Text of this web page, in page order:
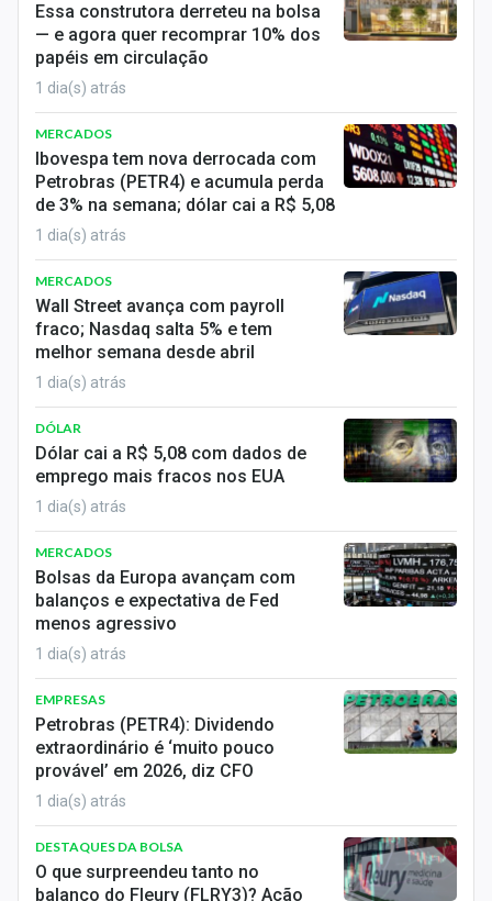
Contato
Essa construtora derreteu na bolsa
— e agora quer recomprar 10% dos
papéis em circulação
1 dia(s) atrás
MERCADOS
Ibovespa tem nova derrocada com
Petrobras (PETR4) e acumula perda
de 3% na semana; dólar cai a R$ 5,08
1 dia(s) atrás
MERCADOS
Wall Street avança com payroll
fraco; Nasdaq salta 5% e tem
melhor semana desde abril
1 dia(s) atrás
DÓLAR
Dólar cai a R$ 5,08 com dados de
emprego mais fracos nos EUA
1 dia(s) atrás
MERCADOS
Bolsas da Europa avançam com
balanços e expectativa de Fed
menos agressivo
1 dia(s) atrás
EMPRESAS
Petrobras (PETR4): Dividendo
extraordinário é ‘muito pouco
provável’ em 2026, diz CFO
1 dia(s) atrás
DESTAQUES DA BOLSA
O que surpreendeu tanto no
balanço do Fleury (FLRY3)? Ação